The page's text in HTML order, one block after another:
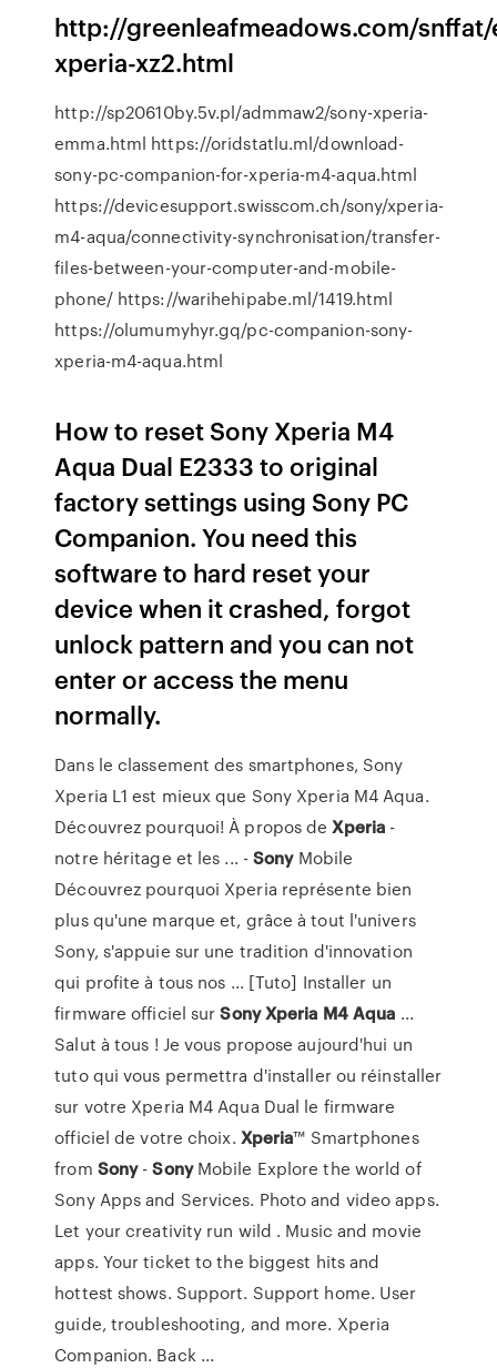
http://greenleafmeadows.com/
xperia-xz2.html
http://sp20610by.5v.pl/admmaw2/sony-xperia-
emma.html https://oridstatlu.ml/download-
sony-pc-companion-for-xperia-m4-aqua.html
https://devicesupport.swisscom.ch/sony/xperia-
m4-aqua/connectivity-synchronisation/transfer-
files-between-your-computer-and-mobile-
phone/ https://warihehipabe.ml/1419.html
https://olumumyhyr.gq/pc-companion-sony-
xperia-m4-aqua.html
How to reset Sony Xperia M4
Aqua Dual E2333 to original
factory settings using Sony PC
Companion. You need this
software to hard reset your
device when it crashed, forgot
unlock pattern and you can not
enter or access the menu
normally.
Dans le classement des smartphones, Sony
Xperia L1 est mieux que Sony Xperia M4 Aqua.
Découvrez pourquoi! À propos deXperia -
notre héritage et les ... -SonyMobile
Découvrez pourquoi Xperia représente bien
plus qu'une marque et, grâce à tout l'univers
Sony, s'appuie sur une tradition d'innovation
qui profite à tous nos ... [Tuto] Installer un
firmware officiel surSonyXperia M4Aqua ...
Salut à tous ! Je vous propose aujourd'hui un
tuto qui vous permettra d'installer ou réinstaller
sur votre Xperia M4 Aqua Dual le firmware
officiel de votre choix. Xperia™ Smartphones
from Sony-SonyMobile Explore the world of
Sony Apps and Services. Photo and video apps.
Let your creativity run wild . Music and movie
apps. Your ticket to the biggest hits and
hottest shows. Support. Support home. User
guide, troubleshooting, and more. Xperia
Companion. Back ...